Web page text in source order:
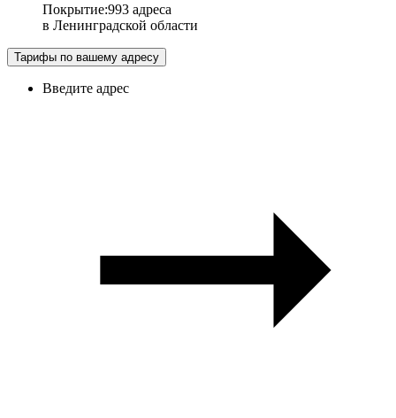
Покрытие:993 адреса
в Ленинградской области
Тарифы по вашему адресу
Введите адрес